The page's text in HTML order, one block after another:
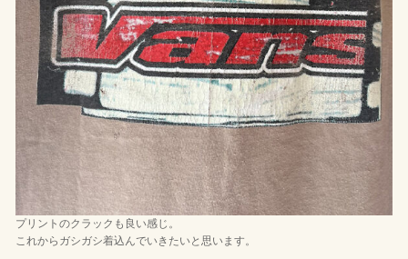
プリントのクラックも良い感じ。
これからガシガシ着込んでいきたいと思います。